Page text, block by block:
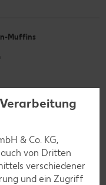
Muffins
& Co. KG,
von Dritten
verschiedener
und ein Zugriff